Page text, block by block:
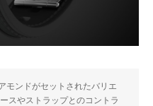
モンドがセットされたバリエ
スやストラップとのコントラ